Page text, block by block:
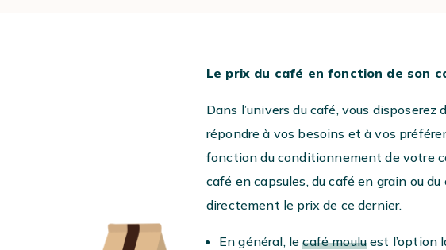
Le prix du café en fonction de son
Dans l’univers du café, vous disposerez
répondre à vos besoins et à vos
fonction du conditionnement de votre
café en capsules, du café en grain ou du
directement le prix de ce dernier.
En général, lecafé moulu est l’option